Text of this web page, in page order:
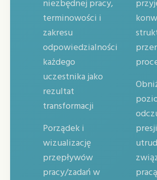
niezbędnej pracy,
terminowości i
zakresu
odpowiedzialności
każdego
uczestnika jako
rezultat
transformacji
Porządek i
wizualizację
przepływów
pracy/zadań w
pracą